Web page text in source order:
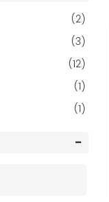
(2)
(3)
(12)
(1)
(1)